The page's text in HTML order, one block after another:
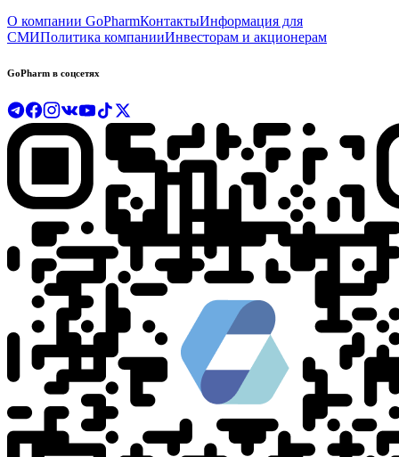
О компании GoPharmКонтактыИнформация для
СМИПолитика компанииИнвесторам и акционерам
GoPharm в соцсетях